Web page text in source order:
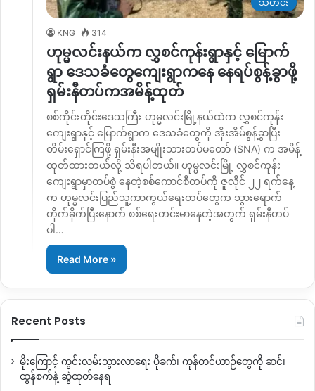
KNG 314
ဟုမ္မလင်းနယ်က လွှစင်ကုန်းရွာနှင့် မြောက်
ရွာ ဒေသခံတွေကျေးရွာကနေ နေရပ်စွန့်ခွာဖို့
ရှမ်းနီတပ်ကအမိန့်ထုတ်
စစ်ကိုင်းတိုင်းဒေသကြီး ဟုမ္မလင်းမြို့နယ်ထဲက လွှစင်ကုန်း
ကျေးရွာနှင့် မြောက်ရွာက ဒေသခံတွေကို အိုးအိမ်စွန့်ခွာပြီး
တိမ်းရှောင်ကြဖို့ ရှမ်းနီးအမျိုးသားတပ်မတော် (SNA) က အမိန့်
ထုတ်ထားတယ်လို့ သိရပါတယ်။ ဟုမ္မလင်းမြို့ လွှစင်ကုန်း
ကျေးရွာမှာတပ်စွဲ နေတဲ့စစ်ကောင်စီတပ်ကို ဇူလိုင် ၂၂ ရက်နေ့
က ဟုမ္မလင်းပြည်သူ့ကာကွယ်ရေးတပ်တွေက သွားရောက်
တိုက်ခိုက်ပြီးနောက် စစ်ရေးတင်းမာနေတဲ့အတွက် ရှမ်းနီတပ်
ပါ…
Read More »
Recent Posts
မိုးကြောင့် ကွင်းလမ်းသွားလာရေး ပိုခက်၊ ကုန်တင်ယာဉ်တွေကို ဆင်၊
ထွန်စက်နဲ့ ဆွဲထုတ်နေရ